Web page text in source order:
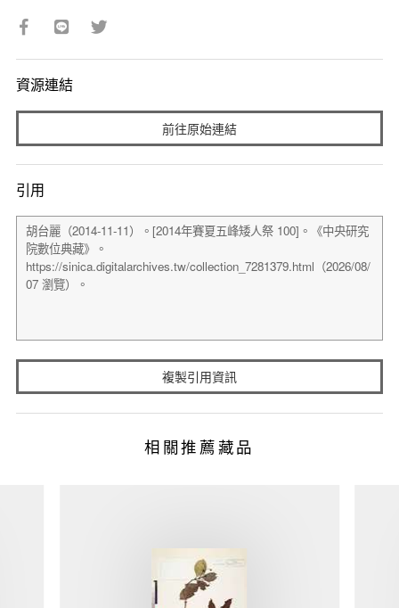
資源連結
前往原始連結
引用
複製引用資訊
相關推薦藏品